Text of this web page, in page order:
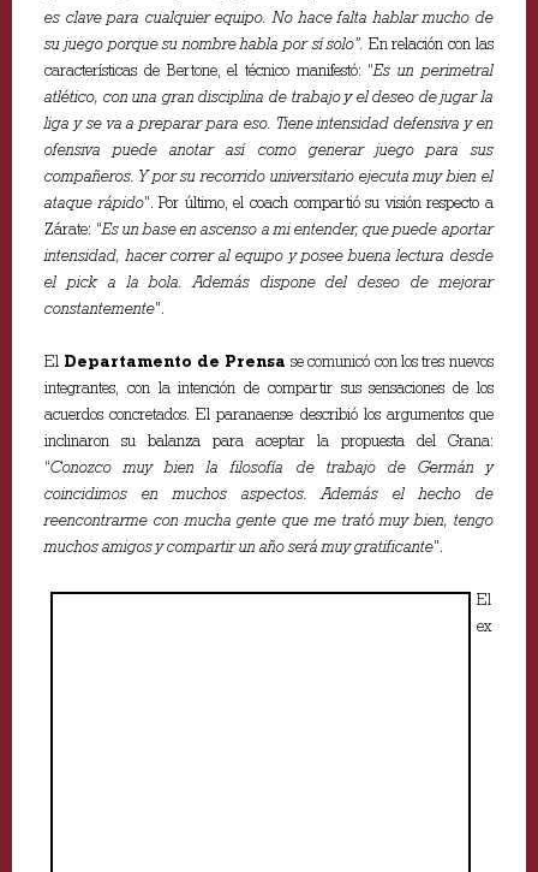
es clave para cualquier equipo. No hace falta hablar mucho de
su juego porque su nombre habla por sí solo”. En relación con las
características de Bertone, el técnico manifestó: “Es un perimetral
atlético, con una gran disciplina de trabajo y el deseo de jugar la
liga y se va a preparar para eso. Tiene intensidad defensiva y en
ofensiva puede anotar así como generar juego para sus
compañeros. Y por su recorrido universitario ejecuta muy bien el
ataque rápido”. Por último, el coach compartió su visión respecto a
Zárate: “Es un base en ascenso a mi entender, que puede aportar
intensidad, hacer correr al equipo y posee buena lectura desde
el pick a la bola. Además dispone del deseo de mejorar
constantemente”.
El Departamento de Prensa se comunicó con los tres nuevos
integrantes, con la intención de compartir sus sensaciones de los
acuerdos concretados. El paranaense describió los argumentos que
inclinaron su balanza para aceptar la propuesta del Grana:
“Conozco muy bien la filosofía de trabajo de Germán y
coincidimos en muchos aspectos. Además el hecho de
reencontrarme con mucha gente que me trató muy bien, tengo
muchos amigos y compartir un año será muy gratificante”.
El
ex